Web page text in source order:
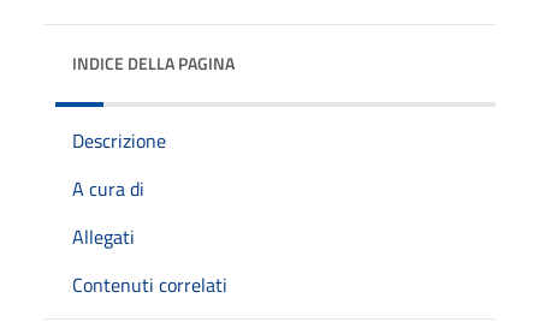
INDICE DELLA PAGINA
Descrizione
A cura di
Allegati
Contenuti correlati